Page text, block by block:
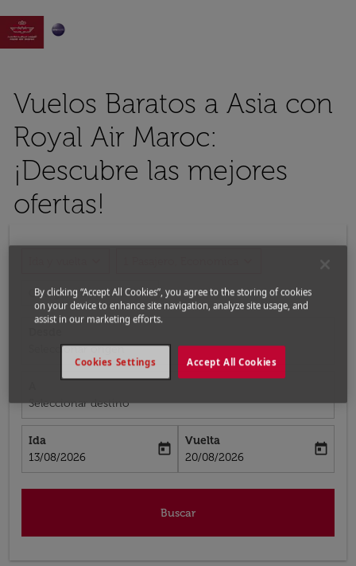

Vuelos Baratos a Asia con
Royal Air Maroc:
¡Descubre las mejores
ofertas!
Código promocionalexpand_more
Seleccionar origen
Seleccionar destino
Ida
fc-booking-departure-date-aria-label
13/08/2026
today
Vuelta
fc-booking-return-date-aria-label
20/08/2026
today
Buscar
By clicking “Accept All Cookies”, you agree to the storing of cookies
on your device to enhance site navigation, analyze site usage, and
assist in our marketing efforts.
Accept All Cookies
Cookies Settings